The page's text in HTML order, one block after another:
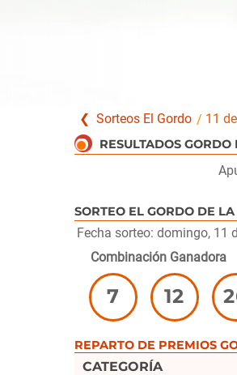
Sorteos El Gordo 11
SORTEO EL GORDO DE
Fecha sorteo: domingo, 11
Combinación Ganadora
7 12
REPARTO DE PREMIOS
CATEGORÍA